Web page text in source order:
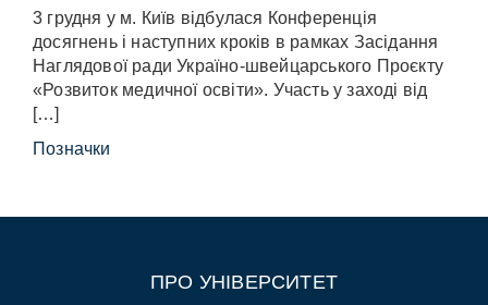
3 грудня у м. Київ відбулася Конференція
досягнень і наступних кроків в рамках Засідання
Наглядової ради Україно-швейцарського Проєкту
«Розвиток медичної освіти». Участь у заході від
[…]
Позначки
ПРО УНІВЕРСИТЕТ